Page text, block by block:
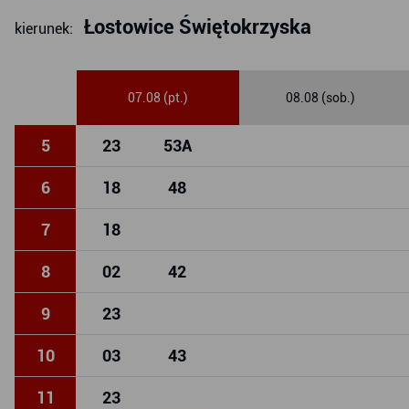
kierunek: Łostowice Świętokrzyska
07.08 (pt.) 08.08 (sob.)
5 23 53A
6 18 48
7 18
8 02 42
9 23
10 03 43
11 23